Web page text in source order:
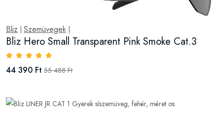
Bliz | Szemüvegek |
Bliz Hero Small Transparent Pink Smoke Cat.3
44 390 Ft 55 488 Ft